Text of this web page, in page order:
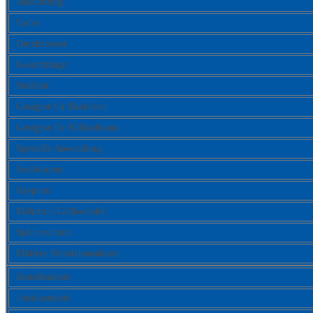
Farbe:
Durchmesser:
Gesamtlänge:
Stoßfest:
Geeignet für Backofen:
Geeignet für Kühlschrank:
Spezielle Anwendung:
Kohlefaden:
Krypton:
Mehrfach-Glühwendel:
Splitterschutz:
Mittlere Nennlebensdauer:
Bestelleinheit:
Inhaltseinheit: